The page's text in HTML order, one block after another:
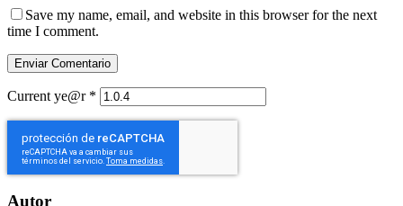
Save my name, email, and website in this browser for the next
time I comment.
Current ye@r *
Autor